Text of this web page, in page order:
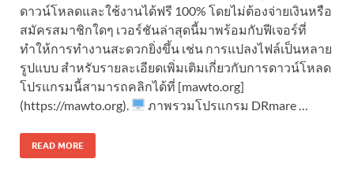
ดาวน์โหลดและใช้งานได้ฟรี 100% โดยไม่ต้องจ่ายเงินหรือ
สมัครสมาชิกใดๆ เวอร์ชันล่าสุดนี้มาพร้อมกับฟีเจอร์ที่
ทำให้การทำงานสะดวกยิ่งขึ้น เช่น การแปลงไฟล์เป็นหลาย
รูปแบบ สำหรับรายละเอียดเพิ่มเติมเกี่ยวกับการดาวน์โหลด
โปรแกรมนี้สามารถคลิกได้ที่ [mawto.org]
(https://mawto.org).
ภาพรวมโปรแกรม DRmare …
READ MORE